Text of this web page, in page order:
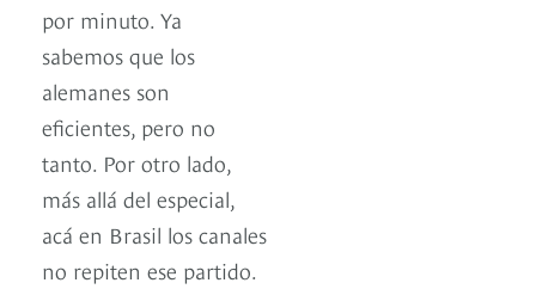
por minuto. Ya
sabemos que los
alemanes son
eficientes, pero no
tanto. Por otro lado,
más allá del especial,
acá en Brasil los canales
no repiten ese partido.